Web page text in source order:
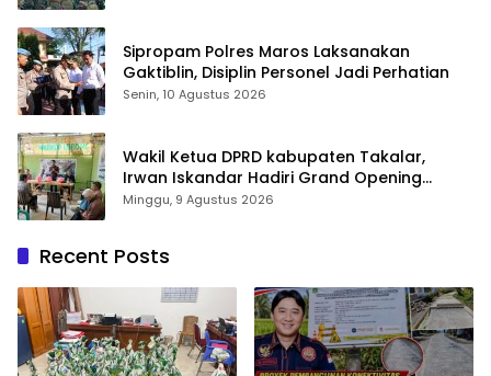
Sipropam Polres Maros Laksanakan
Gaktiblin, Disiplin Personel Jadi Perhatian
Senin, 10 Agustus 2026
Wakil Ketua DPRD kabupaten Takalar,
Irwan Iskandar Hadiri Grand Opening
Rumah sehat Pertama di Takalar, Melayani
Minggu, 9 Agustus 2026
Recent Posts